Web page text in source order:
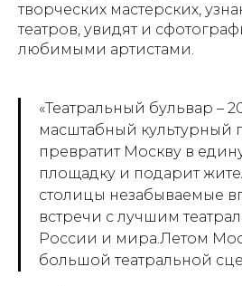
творческих мастерских,
театров, увидят и
любимыми артистами.
«Театральный бульвар –
масштабный культурный
превратит Москву в
площадку и подарит
столицы незабываемые
встречи с лучшим
России и мира.Летом
большой театральной